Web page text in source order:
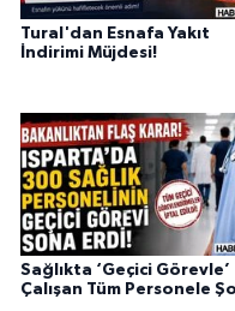
Tural'dan Esnafa Yakıt
İndirimi Müjdesi!
Sağlıkta ‘Geçici Görevle’
Çalışan Tüm Personele